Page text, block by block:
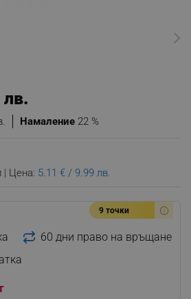
Намаление 22 %
| Цена: 5.11 € / 9.99 лв.
9 точки
60 дни право на връщане